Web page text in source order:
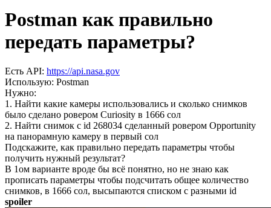
Postman как правильно
передать параметры?
Есть API: https://api.nasa.gov
Использую: Postman
Нужно:
1. Найти какие камеры использовались и сколько снимков
было сделано ровером Curiosity в 1666 сол
2. Найти снимок с id 268034 сделанный ровером Opportunity
на панорамную камеру в первый сол
Подскажите, как правильно передать параметры чтобы
получить нужный результат?
В 1ом варианте вроде бы всё понятно, но не знаю как
прописать параметры чтобы подсчитать общее количество
снимков, в 1666 сол, высыпаются списком с разными id
spoiler